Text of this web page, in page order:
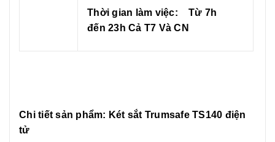
Thời gian làm việc:
Từ 7h
đến 23h Cả T7 Và CN
Chi tiết sản phẩm: Két sắt Trumsafe TS140 điện
tử